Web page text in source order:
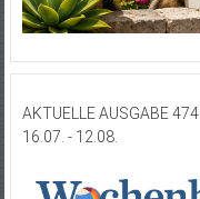
AKTUELLE AUSGABE 474
16.07. - 12.08.